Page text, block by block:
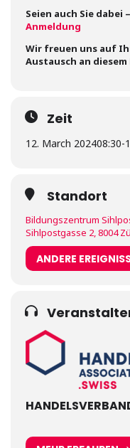
Seien auch Sie dabei
Anmeldung
Wir freuen uns auf
Austausch an
Zeit
12. March 202408:30-
Standort
Bildungszentrum
Sihlpostgasse 2, 8004
ANDERE